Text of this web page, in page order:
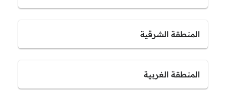
المنطقة الشرقية
المنطقة الغربية